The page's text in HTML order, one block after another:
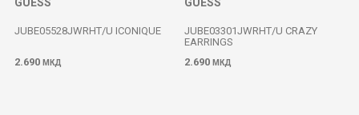
JUBE05528JWRHT/U ICONIQUE
2.690 МКД
JUBE03301JWRHT/U CRAZY
EARRINGS
2.690 МКД